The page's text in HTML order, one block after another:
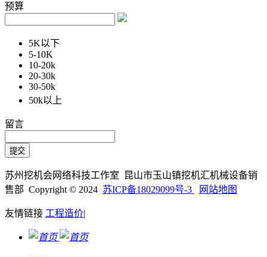
预算
5K以下
5-10K
10-20k
20-30k
30-50k
50k以上
留言
苏州挖机会网络科技工作室 昆山市玉山镇挖机汇机械设备销
售部 Copyright © 2024 苏ICP备18029099号-3 网站地图
友情链接 工程造价|